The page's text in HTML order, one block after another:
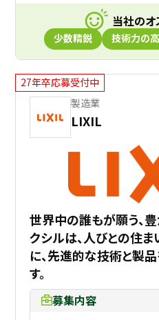
当社のオ
少数精鋭 技術力の
27年卒応募受付中
製造業
LIXIL
世界中の誰もが願う、
クシルは、人びとの住
に、先進的な技術と製
す。
募集内容